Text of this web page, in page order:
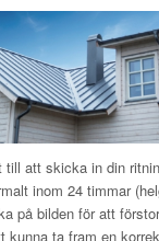
till att skicka in din
inom 24 timmar
på bilden för att
kunna ta fram en